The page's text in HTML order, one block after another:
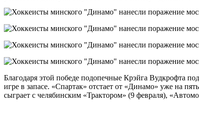
Благодаря этой победе подопечные Крэйга Вудкрофта
игре в запасе. «Спартак» отстает от «Динамо» уже на
сыграет с челябинским «Трактором» (9 февраля),